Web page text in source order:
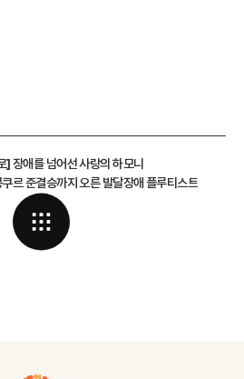
] 장애를 넘어선 사랑의 하모니
르 준결승까지 오른 발달장애 플루티스트